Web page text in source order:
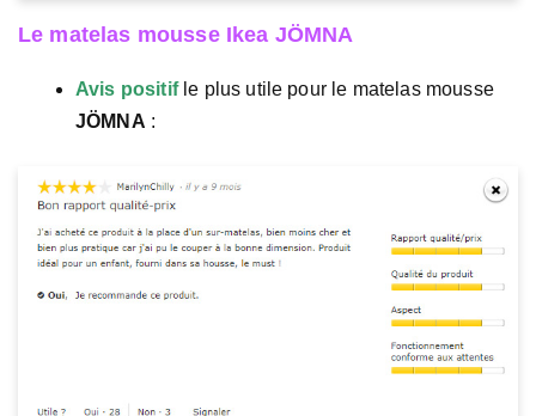
Le matelas mousse Ikea JÖMNA
Avis positif le plus utile pour le matelas mousse
JÖMNA :